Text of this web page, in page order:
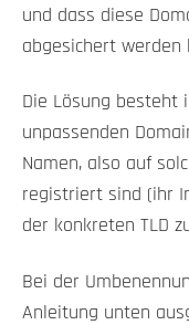
und dass diese
abgesichert werden
Die Lösung besteht
unpassenden
Namen, also auf
registriert sind (ihr
der konkreten TLD
Bei der
Anleitung unten